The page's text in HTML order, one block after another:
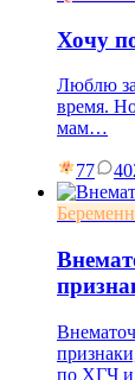
Хочу
Люблю
время.
мам…
77 40
по ХГЧ и